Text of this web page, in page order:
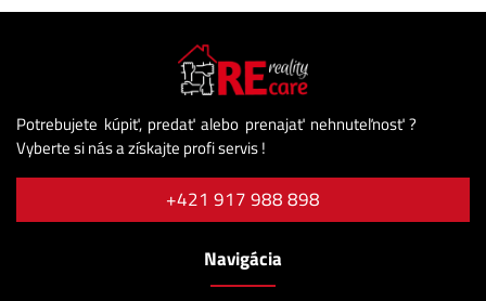
Potrebujete kúpiť, predať alebo prenajať nehnuteľnosť ?
Vyberte si nás a získajte profi servis !
+421 917 988 898
Navigácia